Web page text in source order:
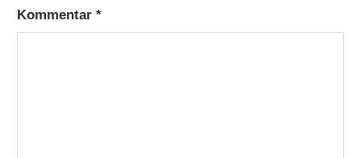
Kommentar*